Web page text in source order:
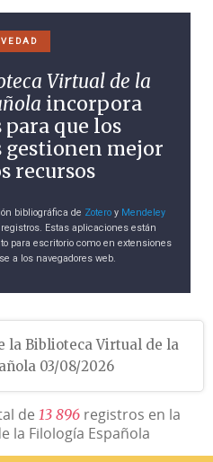
Virtual de la
incorpora
que los
gestionen mejor
recursos
bibliográfica de Zoteroy Mendeley
Estas aplicaciones están
para escritorio como en extensiones
a los navegadores web.
la Biblioteca Virtual de la
03/08/2026
de 13 896registros en la
la Filología Española